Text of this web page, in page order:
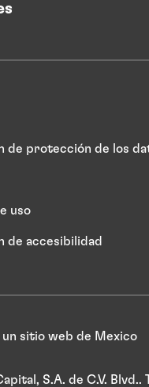
de protección de los
uso
de accesibilidad
S.A. de C.V. Blvd..
sitio web de Mexico